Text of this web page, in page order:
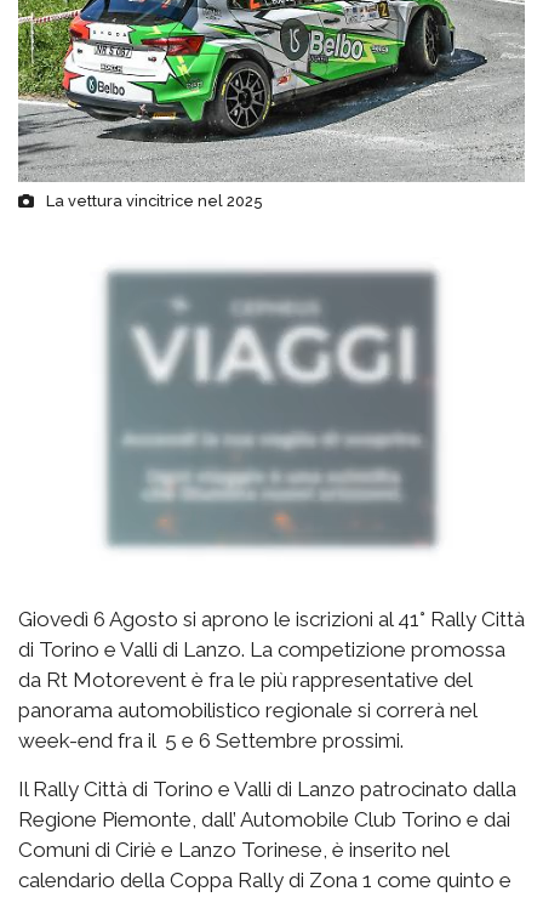
La vettura vincitrice nel 2025
Giovedì 6 Agosto si aprono le iscrizioni al 41° Rally Città
di Torino e Valli di Lanzo. La competizione promossa
da Rt Motorevent è fra le più rappresentative del
panorama automobilistico regionale si correrà nel
week-end fra il 5 e 6 Settembre prossimi.
Il Rally Città di Torino e Valli di Lanzo patrocinato dalla
Regione Piemonte, dall’ Automobile Club Torino e dai
Comuni di Ciriè e Lanzo Torinese, è inserito nel
calendario della Coppa Rally di Zona 1 come quinto e